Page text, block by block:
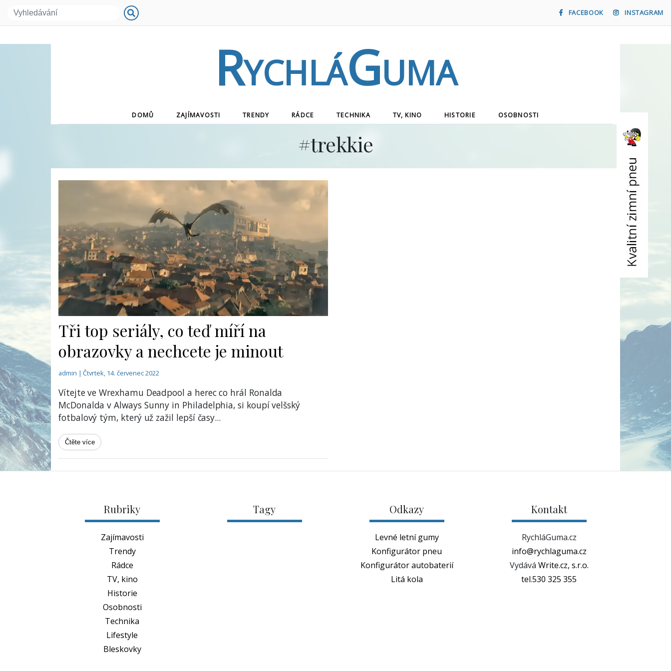
FACEBOOK INSTAGRAM
RychláGuma
DOMŮ (CURRENT)ZAJÍMAVOSTI TRENDY RÁDCE TECHNIKA TV, KINO HISTORIE OSOBNOSTI
#trekkie
Tři top seriály, co teď míří na
obrazovky a nechcete je minout
admin | Čtvrtek, 14. červenec 2022
Vítejte ve Wrexhamu Deadpool a herec co hrál Ronalda
McDonalda v Always Sunny in Philadelphia, si koupí velšský
fotbalový tým, který už zažil lepší časy...
Čtěte více
Rubriky
Zajímavosti
Trendy
Rádce
TV, kino
Historie
Osobnosti
Technika
Lifestyle
Bleskovky
Tagy Odkazy
Levné letní gumy
Konfigurátor pneu
Konfigurátor autobaterií
Litá kola
Kontakt
RychláGuma.cz
info@rychlaguma.cz
Vydává Write.cz, s.r.o.
tel.530 325 355